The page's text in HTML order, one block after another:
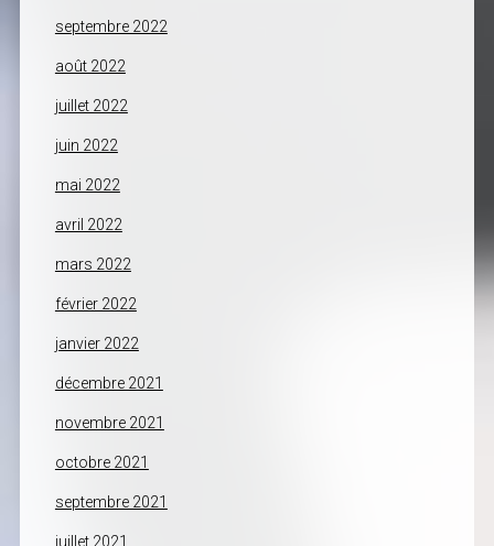
septembre 2022
août 2022
juillet 2022
juin 2022
mai 2022
avril 2022
mars 2022
février 2022
janvier 2022
décembre 2021
novembre 2021
octobre 2021
septembre 2021
juillet 2021